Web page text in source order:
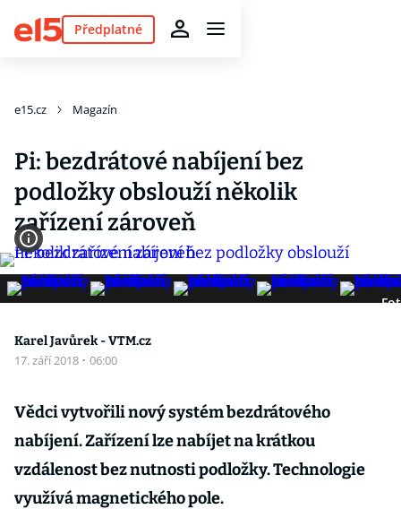
Předplatné
e15.cz Magazín
Pi: bezdrátové nabíjení bez
podložky obslouží několik
zařízení zároveň
Karel Javůrek - VTM.cz
17. září 2018 · 06:00
Vědci vytvořili nový systém bezdrátového
nabíjení. Zařízení lze nabíjet na krátkou
vzdálenost bez nutnosti podložky. Technologie
využívá magnetického pole.